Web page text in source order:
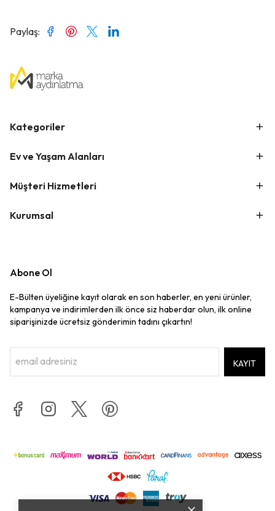
Paylaş:
Kategoriler
Ev ve Yaşam Alanları
Müşteri Hizmetleri
Kurumsal
Abone Ol
E-Bülten üyeliğine kayıt olarak en son haberler, en yeni ürünler,
kampanya ve indirimlerden ilk önce siz haberdar olun, ilk online
siparişinizde ücretsiz gönderimin tadını çıkartın!
KAYIT